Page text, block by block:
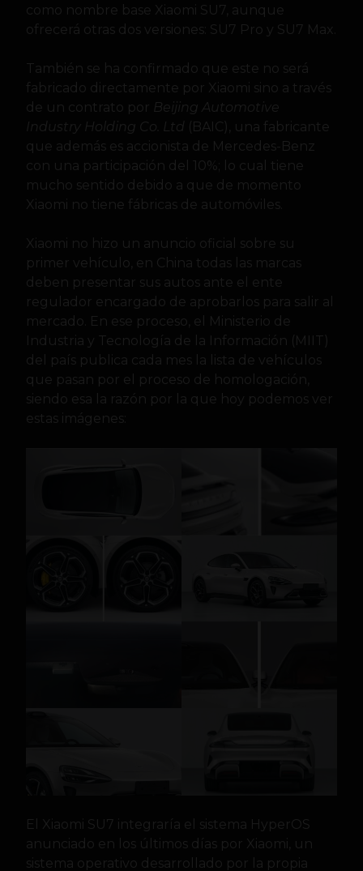
como nombre base Xiaomi SU7, aunque
ofrecerá otras dos versiones: SU7 Pro y SU7 Max.
También se ha confirmado que este no será
fabricado directamente por Xiaomi sino a través
de un contrato por Beijing Automotive
Industry Holding Co. Ltd
(BAIC), una fabricante
que además es accionista de Mercedes-Benz
con una participación del 10%; lo cual tiene
mucho sentido debido a que de momento
Xiaomi no tiene fábricas de automóviles.
Xiaomi no hizo un anuncio oficial sobre su
primer vehículo, en China todas las marcas
deben presentar sus autos ante el ente
regulador encargado de aprobarlos para salir al
mercado. En ese proceso, el Ministerio de
Industria y Tecnología de la Información (MIIT)
del país publica cada mes la lista de vehículos
que pasan por el proceso de homologación,
siendo esa la razón por la que hoy podemos ver
estas imágenes:
El Xiaomi SU7 integraría el sistema HyperOS
anunciado en los últimos días por Xiaomi, un
sistema operativo desarrollado por la propia